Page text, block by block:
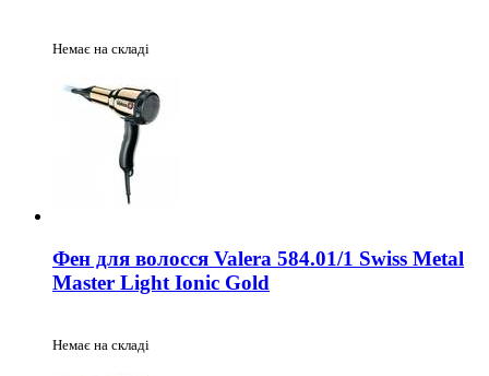
Немає на складі
Фен для волосся Valera 584.01/1 Swiss Metal
Master Light Ionic Gold
Немає на складі